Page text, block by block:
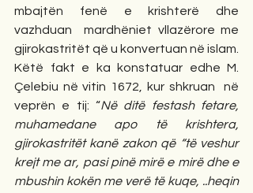
mbajtën fenë e krishterë dhe
vazhduan  mardhëniet vllazërore me
gjirokastritët që u konvertuan në islam.
Këtë fakt e ka konstatuar edhe M.
Çelebiu në vitin 1672, kur shkruan  në
veprën e tij: “Në ditë festash fetare,
muhamedane apo të krishtera,
gjirokastritët kanë zakon që “të veshur
krejt me ar, pasi pinë mirë e mirë dhe e
mbushin kokën me verë të kuqe, ..heqin